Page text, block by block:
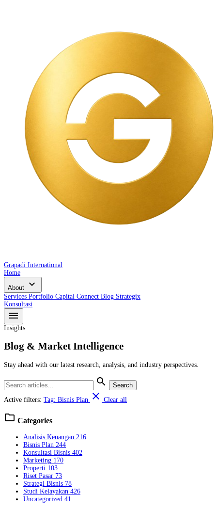
Grapadi International
Home
About expand_more
Services Portfolio Capital Connect Blog Strategix
Konsultasi
menu
Insights
Blog & Market Intelligence
Stay ahead with our latest research, analysis, and industry perspectives.
search
Search
Active filters: Tag: Bisnis Plan close Clear all
folder Categories
Analisis Keuangan 216
Bisnis Plan 244
Konsultasi Bisnis 402
Marketing 170
Properti 103
Riset Pasar 73
Strategi Bisnis 78
Studi Kelayakan 426
Uncategorized 41